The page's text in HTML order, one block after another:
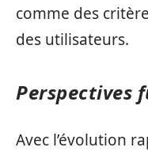
comme des
des utilisateurs.
Perspectives
Avec l’évolution